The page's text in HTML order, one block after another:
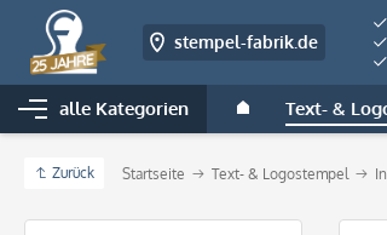
stempel-fabrik.de
alle Kategorien Text- &
Zurück Startseite Text- & Logostempel